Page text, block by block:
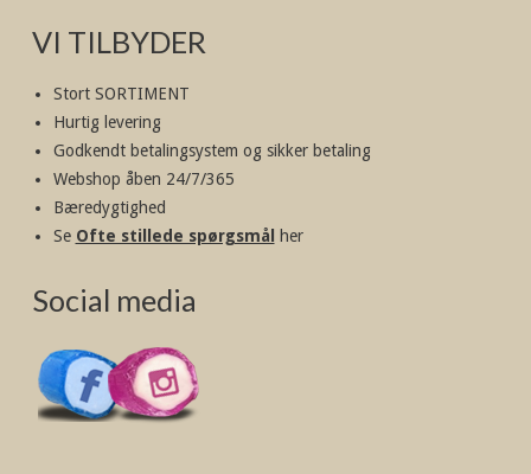
VI TILBYDER
Stort SORTIMENT
Hurtig levering
Godkendt betalingsystem og sikker betaling
Webshop åben 24/7/365
Bæredygtighed
Se Ofte stillede spørgsmål her
Social media